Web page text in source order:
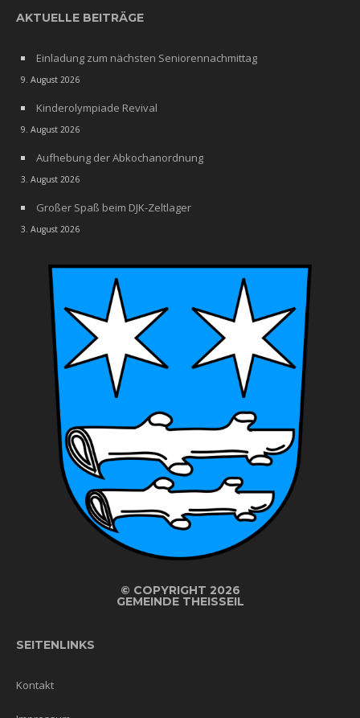
AKTUELLE BEITRÄGE
Einladung zum nächsten Seniorennachmittag
9. August 2026
Kinderolympiade Revival
9. August 2026
Aufhebung der Abkochanordnung
3. August 2026
Großer Spaß beim DJK-Zeltlager
3. August 2026
© COPYRIGHT 2026
GEMEINDE THEISSEIL
SEITENLINKS
Kontakt